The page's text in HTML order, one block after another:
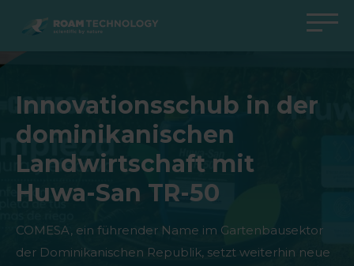
ROAM
TECHNOLOGY
Agro Solutions
Branchen
Produkte
Alle Fälle
Livestock Solutions
Industrie
Produkte
Alle Fälle
Industrial Applications
Anwendungen
Produkte
Alle Fälle
Medical Support
Wissenszentrum
Produkte Medical Support
alle Fälle
Innovationsschub in der
dominikanischen
Landwirtschaft mit
Huwa-San TR-50
COMESA, ein führender Name im Gartenbausektor
der Dominikanischen Republik, setzt weiterhin neue